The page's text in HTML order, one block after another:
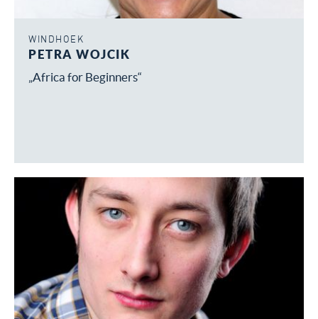
WINDHOEK
PETRA WOJCIK
„Africa for Beginners“